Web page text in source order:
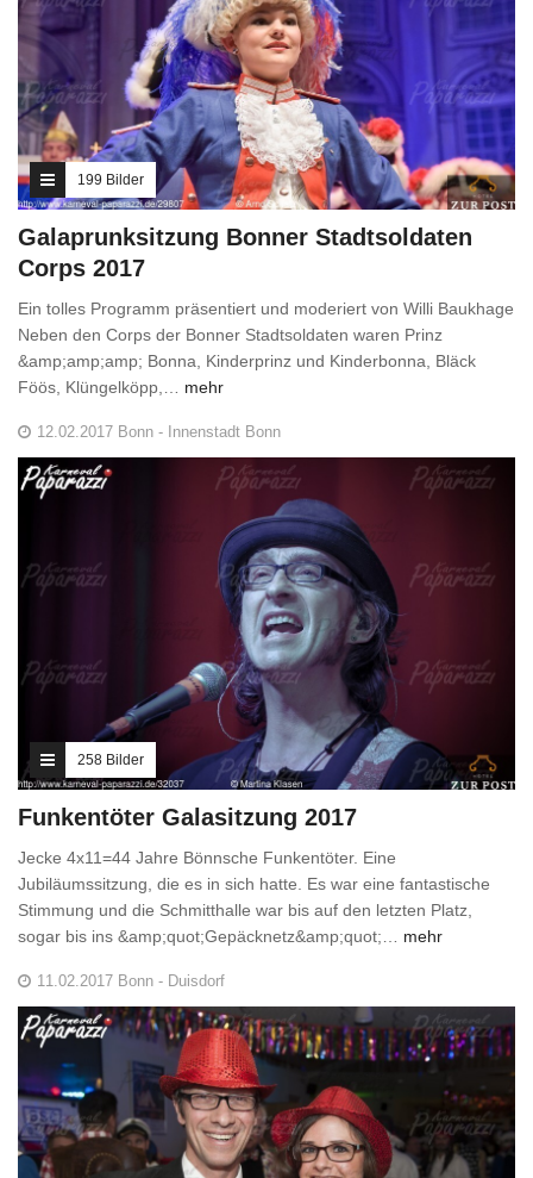
199 Bilder
Galaprunksitzung Bonner Stadtsoldaten
Corps 2017
Ein tolles Programm präsentiert und moderiert von Willi Baukhage
Neben den Corps der Bonner Stadtsoldaten waren Prinz
&amp;amp;amp; Bonna, Kinderprinz und Kinderbonna, Bläck
Föös, Klüngelköpp,… mehr
12.02.2017 Bonn - Innenstadt Bonn
258 Bilder
Funkentöter Galasitzung 2017
Jecke 4x11=44 Jahre Bönnsche Funkentöter. Eine
Jubiläumssitzung, die es in sich hatte. Es war eine fantastische
Stimmung und die Schmitthalle war bis auf den letzten Platz,
sogar bis ins &amp;quot;Gepäcknetz&amp;quot;… mehr
11.02.2017 Bonn - Duisdorf